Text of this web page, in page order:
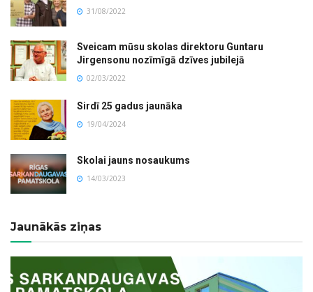
31/08/2022
Sveicam mūsu skolas direktoru Guntaru
Jirgensonu nozīmīgā dzīves jubilejā
02/03/2022
Sirdī 25 gadus jaunāka
19/04/2024
Skolai jauns nosaukums
14/03/2023
Jaunākās ziņas